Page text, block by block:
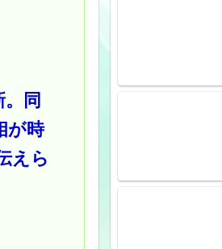
同
が時
えら